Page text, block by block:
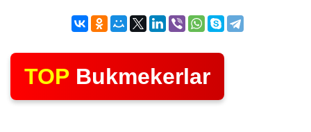
TOP Bukmekerlar